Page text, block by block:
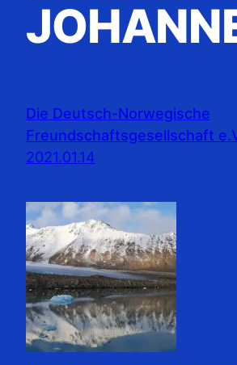
Die Deutsch-Norwegische
Freundschaftsgesellschaft
2021.01.14